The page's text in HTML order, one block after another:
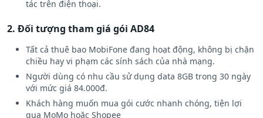
Tiện lợi : Mua gói cước mọi lúc, mọi nơi, chỉ với vài thao
2. Đối tượng tham giá gói AD84
Tất cả thuê bao MobiFone đang hoạt động, không bị chặn
chiều hay vi phạm các sính sách của nhà mạng.
Người dùng có nhu cầu sử dụng data 8GB trong 30 ngày
với mức giá 84.000đ.